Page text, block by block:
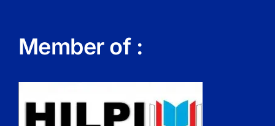
Member of :